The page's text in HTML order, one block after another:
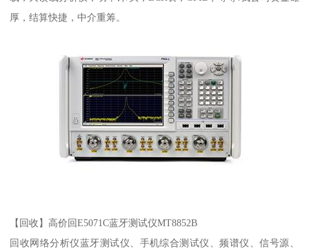
厚，结算快捷，中介重筹。
【回收】高价回E5071C蓝牙测试仪MT8852B
回收网络分析仪蓝牙测试仪、手机综合测试仪、频谱仪、信号源、